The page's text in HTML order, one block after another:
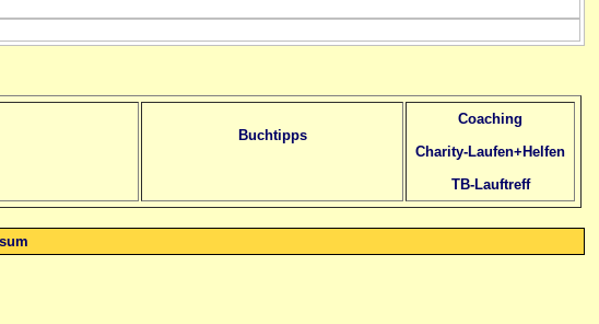
Buchtipps
Coaching
Charity-Laufen+Helfen
TB-Lauftreff